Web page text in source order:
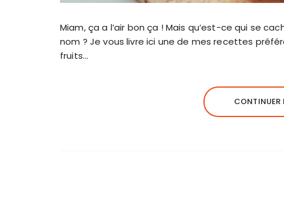
Miam, ça a l’air bon ça ! Mais qu’est-ce qui se
nom ? Je vous livre ici une de mes recettes
fruits…
CONTINUER